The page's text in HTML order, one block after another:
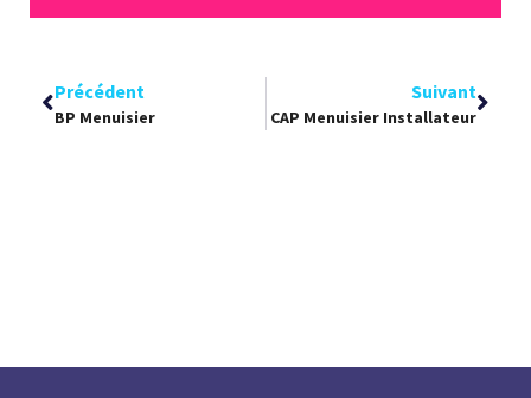
Précédent
BP Menuisier
Suivant
CAP Menuisier Installateur